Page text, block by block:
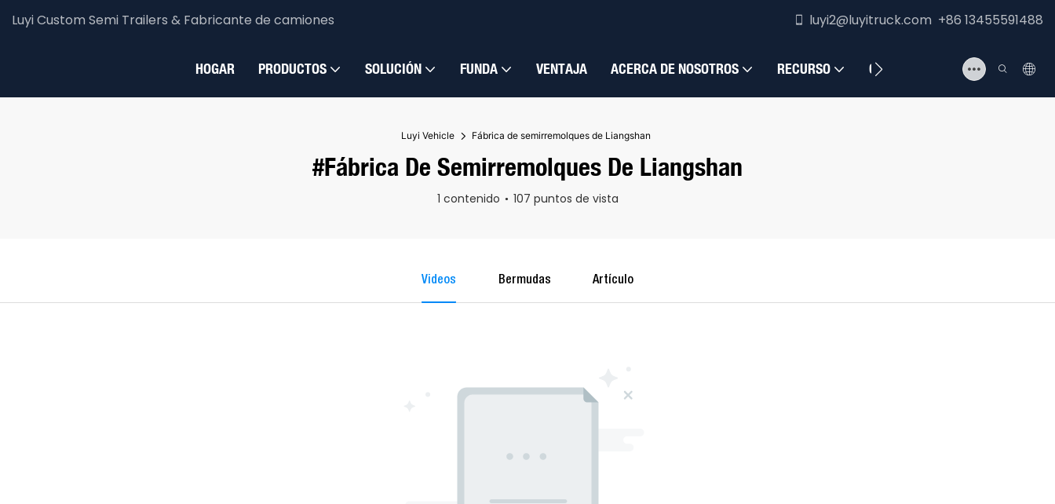
Luyi Custom Semi Trailers & Fabricante de camiones luyi2@luyitruck.com +86 13455591488
HOGAR PRODUCTOS SOLUCIÓN FUNDA VENTAJA ACERCA DE NOSOTROS RECURSO CONTÁCTENOS
Luyi Vehicle Fábrica de semirremolques de Liangshan
#Fábrica De Semirremolques De Liangshan
1 contenido 107 puntos de vista
Videos Bermudas Artículo